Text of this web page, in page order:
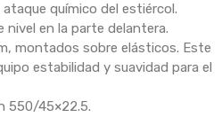
químico del estiércol.
nivel en la parte delantera.
montados sobre elásticos. Este
estabilidad y suavidad para el
550/45×22.5.